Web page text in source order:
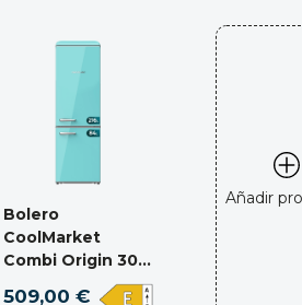
Bolero
CoolMarket
Combi Origin 300
509,00 €
Añadir